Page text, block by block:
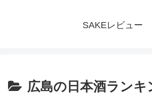
SAKEレビュー
広島の日本酒ランキ